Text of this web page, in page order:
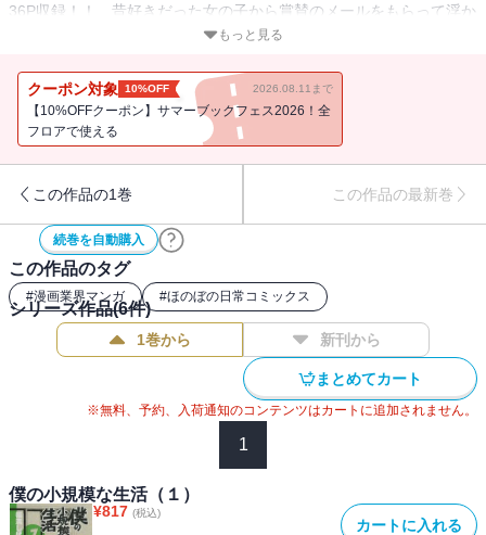
36P収録！！ 昔好きだった女の子から賞賛のメールをもらって浮か
れたり、マンガの賞をもらったはいいけど、授賞式で編集のダシに
り……疑念と不安と後悔に満ちた“僕”が主人公のマンガ家マンガ、絶
好調！！
もっと見る
クーポン対象 10%OFF 2026.08.11まで
【10%OFFクーポン】サマーブックフェス2026！全
フロアで使える
この作品の1巻 この作品の最新巻
続巻を自動購入
この作品のタグ
#漫画業界マンガ #ほのぼの日常コミックス
シリーズ作品(6件)
1巻から 新刊から
まとめてカート
※無料、予約、入荷通知のコンテンツはカートに追加されません。
1
僕の小規模な生活（１）
¥817 (税込)
カートに入れる